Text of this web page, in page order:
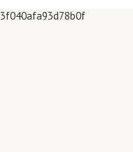
3f040afa93d78b0f